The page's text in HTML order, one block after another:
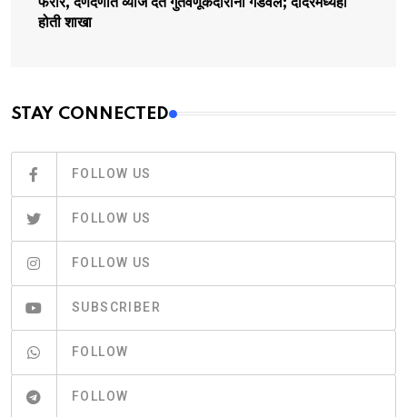
होती शाखा
STAY CONNECTED
FOLLOW US
FOLLOW US
FOLLOW US
SUBSCRIBER
FOLLOW
FOLLOW